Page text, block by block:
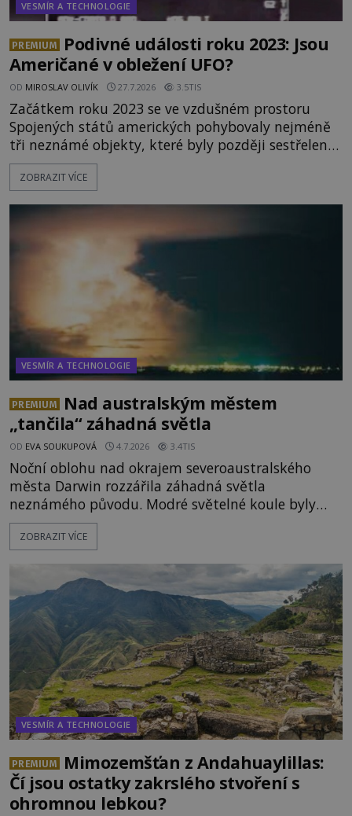
VESMÍR A TECHNOLOGIE
PREMIUM
Podivné události roku 2023: Jsou
Američané v obležení UFO?
OD MIROSLAV OLIVÍK 27.7.2026 3.5TIS
Začátkem roku 2023 se ve vzdušném prostoru
Spojených států amerických pohybovaly nejméně
tři neznámé objekty, které byly později sestřeleny.
Do dnešních dnů nebyly trosky těchto létajících
těles objeveny. Je možné, že šlo o nějaké nové
mimozemského původu? Dne 4. února roku 2023
vydává
ZOBRAZIT VÍCE
VESMÍR A TECHNOLOGIE
PREMIUM
Nad australským městem
„tančila“ záhadná světla
OD EVA SOUKUPOVÁ 4.7.2026 3.4TIS
Noční oblohu nad okrajem severoaustralského
města Darwin rozzářila záhadná světla
neznámého původu. Modré světelné koule byly
viditelné nejméně dvacet minut, během nichž se
opakovaně objevovaly a zase mizely. Svědek, který
mohlo jít o návštěvu ze světa duchů. Záhadný
záznam okamžitě rozpoutal deb
ZOBRAZIT VÍCE
VESMÍR A TECHNOLOGIE
PREMIUM
Mimozemšťan z Andahuaylillas:
Čí jsou ostatky zakrslého stvoření s
ohromnou lebkou?